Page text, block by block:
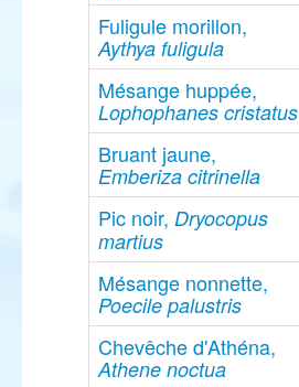
Fuligule morillon,
Aythya fuligula
Mésange huppée,
Lophophanes cristatus
Bruant jaune,
Emberiza citrinella
Pic noir, Dryocopus
martius
Mésange nonnette,
Poecile palustris
Chevêche d'Athéna,
Athene noctua